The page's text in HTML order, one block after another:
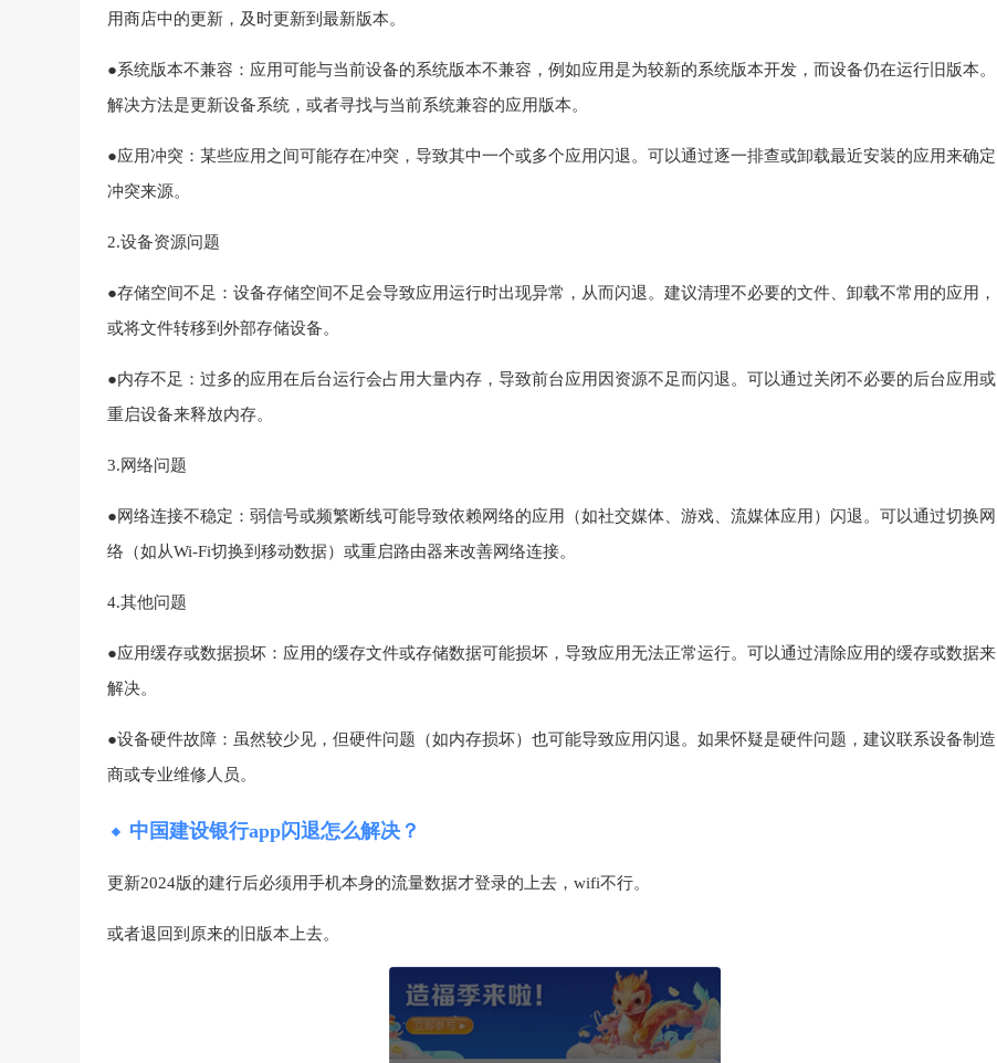
用商店中的更新，及时更新到最新版本。
●系统版本不兼容：应用可能与当前设备的系统版本不兼容，例如应用是为较新的系统版本开发，而设备仍在运行旧版本。
解决方法是更新设备系统，或者寻找与当前系统兼容的应用版本。
●应用冲突：某些应用之间可能存在冲突，导致其中一个或多个应用闪退。可以通过逐一排查或卸载最近安装的应用来确定
冲突来源。
2.设备资源问题
●存储空间不足：设备存储空间不足会导致应用运行时出现异常，从而闪退。建议清理不必要的文件、卸载不常用的应用，
或将文件转移到外部存储设备。
●内存不足：过多的应用在后台运行会占用大量内存，导致前台应用因资源不足而闪退。可以通过关闭不必要的后台应用或
重启设备来释放内存。
3.网络问题
●网络连接不稳定：弱信号或频繁断线可能导致依赖网络的应用（如社交媒体、游戏、流媒体应用）闪退。可以通过切换网
络（如从Wi-Fi切换到移动数据）或重启路由器来改善网络连接。
4.其他问题
●应用缓存或数据损坏：应用的缓存文件或存储数据可能损坏，导致应用无法正常运行。可以通过清除应用的缓存或数据来
解决。
●设备硬件故障：虽然较少见，但硬件问题（如内存损坏）也可能导致应用闪退。如果怀疑是硬件问题，建议联系设备制造
商或专业维修人员。
中国建设银行app闪退怎么解决？
更新2024版的建行后必须用手机本身的流量数据才登录的上去，wifi不行。
或者退回到原来的旧版本上去。